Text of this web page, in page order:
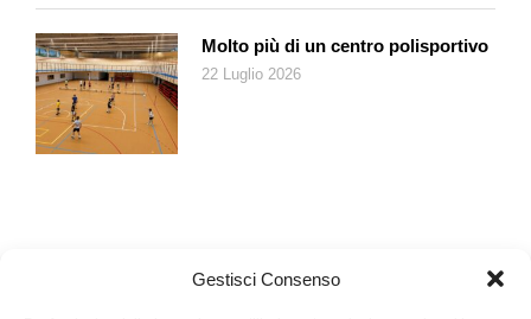
Gestisci Consenso
Molto più di un centro polisportivo
22 Luglio 2026